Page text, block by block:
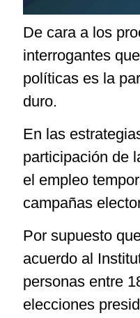
De cara a los
interrogantes
políticas es la
duro.
En las
participación de
el empleo
campañas
Por supuesto
acuerdo al
personas entre
elecciones